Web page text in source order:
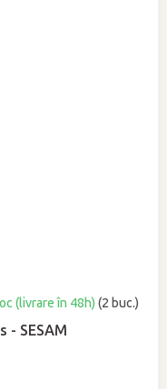
- SESAM
(livrare în 48h)(2 buc.)